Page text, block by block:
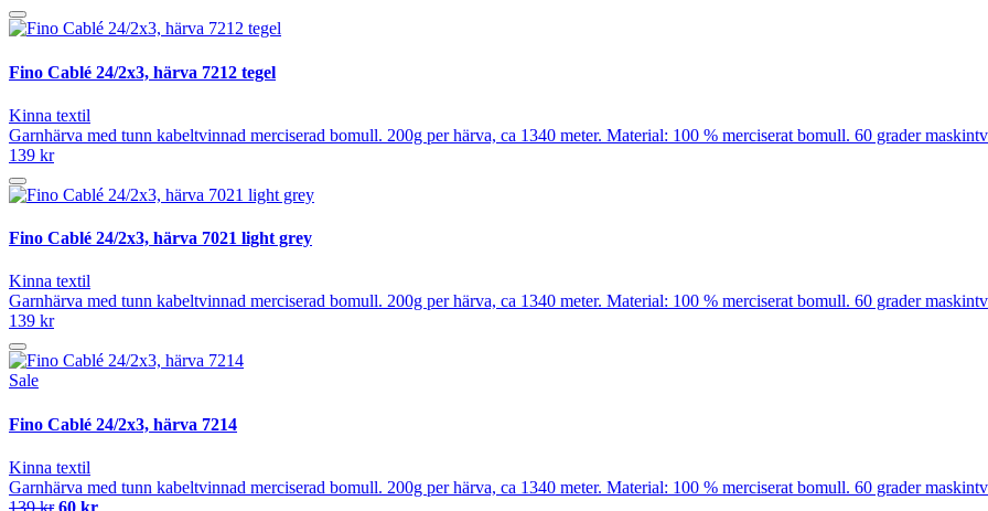
Fino Cablé 24/2x3, härva 7212 tegel
Kinna textil
Garnhärva med tunn kabeltvinnad merciserad bomull. 200g per härva, ca 1340 meter. Material: 100 % merciserat bomull. 60 grader
139 kr
Fino Cablé 24/2x3, härva 7021 light grey
Kinna textil
Garnhärva med tunn kabeltvinnad merciserad bomull. 200g per härva, ca 1340 meter. Material: 100 % merciserat bomull. 60 grader
139 kr
Sale
Fino Cablé 24/2x3, härva 7214
Kinna textil
Garnhärva med tunn kabeltvinnad merciserad bomull. 200g per härva, ca 1340 meter. Material: 100 % merciserat bomull. 60 grader
139 kr 60 kr